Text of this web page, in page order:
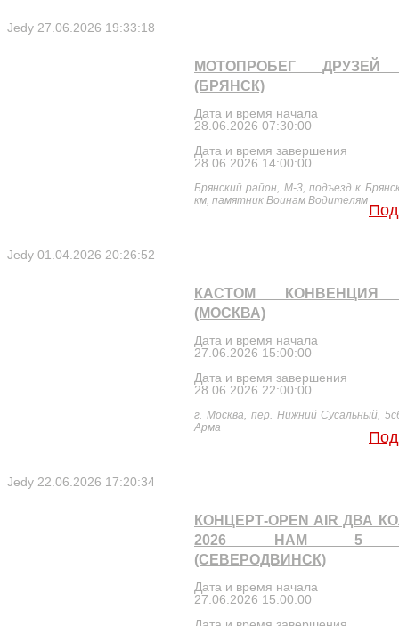
Jedy 27.06.2026 19:33:18
МОТОПРОБЕГ ДРУЗЕЙ
(БРЯНСК)
Дата и время начала
28.06.2026 07:30:00
Дата и время завершения
28.06.2026 14:00:00
Брянский район, М-3, подъезд к
км, памятник Воинам Водителям
Jedy 01.04.2026 20:26:52
КАСТОМ КОНВЕНЦИЯ
(МОСКВА)
Дата и время начала
27.06.2026 15:00:00
Дата и время завершения
28.06.2026 22:00:00
г. Москва, пер. Нижний Сусальный,
Арма
Jedy 22.06.2026 17:20:34
КОНЦЕРТ-OPEN AIR ДВА
2026 НАМ 5
(СЕВЕРОДВИНСК)
Дата и время начала
27.06.2026 15:00:00